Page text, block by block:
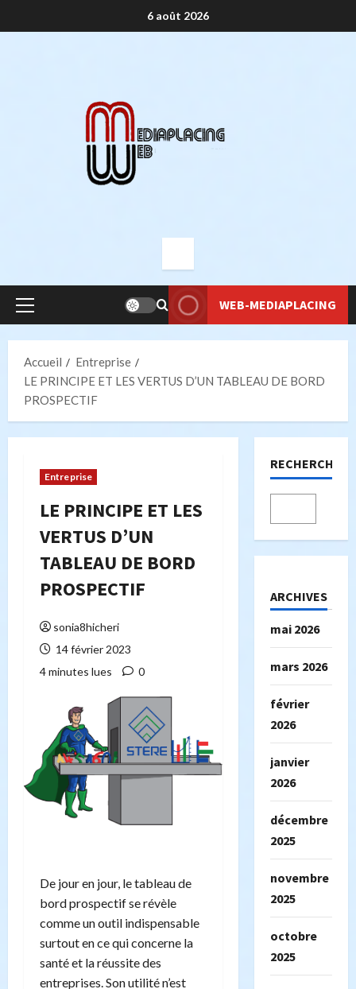
au
6 août 2026
Menu
WEB-MEDIAPLACING
Accueil
Entreprise
LE PRINCIPE ET LES VERTUS D’UN TABLEAU DE BORD
PROSPECTIF
Entreprise
LE PRINCIPE ET LES
VERTUS D’UN
TABLEAU DE BORD
PROSPECTIF
sonia8hicheri
14 février 2023
4 minutes lues
0
De jour en jour, le tableau de
bord prospectif se révèle
comme un outil indispensable
surtout en ce qui concerne la
santé et la réussite des
entreprises. Son utilité n’est
RECHERCHER
ARCHIVES
mai 2026
mars 2026
février
2026
janvier
2026
décembre
2025
novembre
2025
octobre
2025